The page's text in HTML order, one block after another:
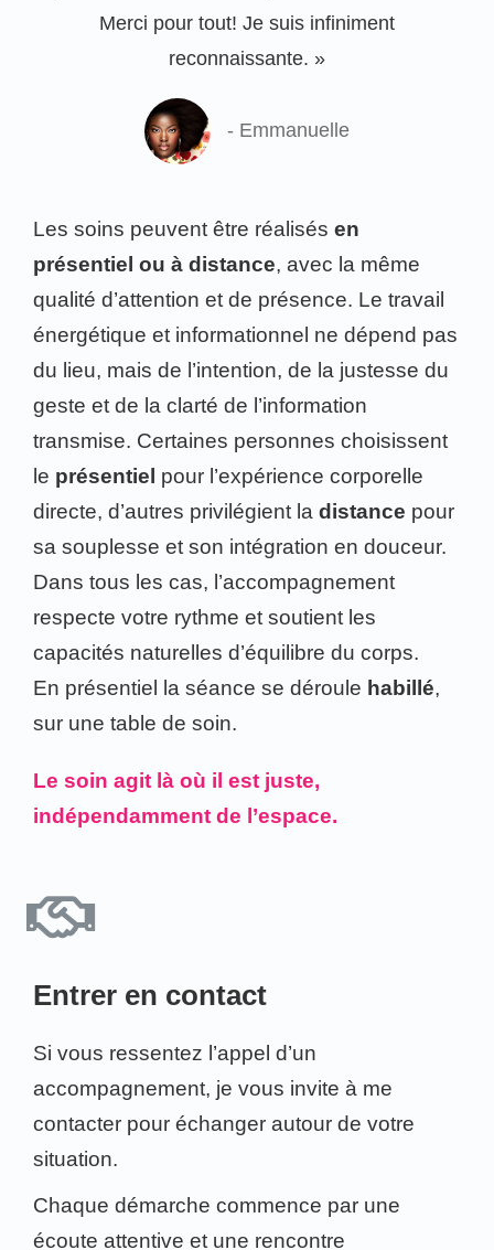
Merci pour tout! Je suis infiniment
reconnaissante. »
- Emmanuelle
Les soins peuvent être réalisés en
présentiel ou à distance, avec la même
qualité d’attention et de présence. Le travail
énergétique et informationnel ne dépend pas
du lieu, mais de l’intention, de la justesse du
geste et de la clarté de l’information
transmise. Certaines personnes choisissent
le présentiel pour l’expérience corporelle
directe, d’autres privilégient la distance pour
sa souplesse et son intégration en douceur.
Dans tous les cas, l’accompagnement
respecte votre rythme et soutient les
capacités naturelles d’équilibre du corps.
En présentiel la séance se déroule habillé,
sur une table de soin.
Le soin agit là où il est juste,
indépendamment de l’espace.
Entrer en contact
Si vous ressentez l’appel d’un
accompagnement, je vous invite à me
contacter pour échanger autour de votre
situation.
Chaque démarche commence par une
écoute attentive et une rencontre